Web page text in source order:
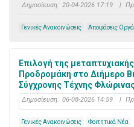
Δημοσίευση: 20-04-2026 17:19 |
Γενικές Ανακοινώσεις Αποφάσεις
Επιλογή της
Προδρομάκη στο Διήμερο
Σύγχρονης Τέχνης
Δημοσίευση: 06-08-2026 14:59 |
Γενικές Ανακοινώσεις Φοιτητικά Νέα